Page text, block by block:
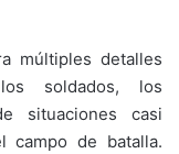
múltiples detalles
soldados, los
situaciones casi
campo de batalla.